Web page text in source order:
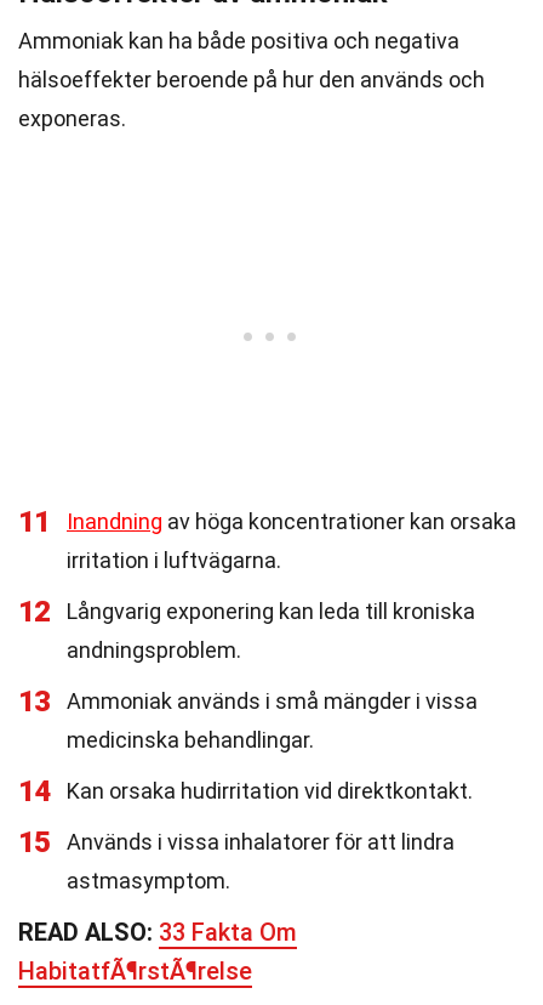
Ammoniak kan ha både positiva och negativa
hälsoeffekter beroende på hur den används och
exponeras.
11 Inandning av höga koncentrationer kan orsaka
irritation i luftvägarna.
12
Långvarig exponering kan leda till kroniska
andningsproblem.
13
Ammoniak används i små mängder i vissa
medicinska behandlingar.
14 Kan orsaka hudirritation vid direktkontakt.
15
Används i vissa inhalatorer för att lindra
astmasymptom.
READ ALSO: 33 Fakta Om
HabitatfÃ¶rstÃ¶relse